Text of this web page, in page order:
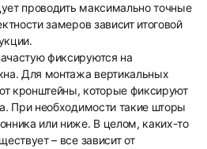
проводить максимально точные
замеров зависит итоговой
фиксируются на
Для монтажа вертикальных
кронштейны, которые фиксируют
При необходимости такие шторы
или ниже. В целом, каких-то
– все зависит от